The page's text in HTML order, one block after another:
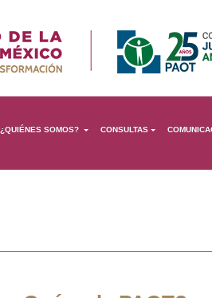
¿QUIÉNES SOMOS? CONSULTAS